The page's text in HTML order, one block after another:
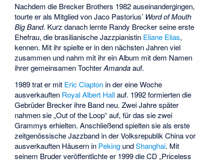
Nachdem die Brecker Brothers 1982 auseinandergingen,
tourte er als Mitglied von Jaco Pastorius’ Word of Mouth
Big Band. Kurz danach lernte Randy Brecker seine erste
Ehefrau, die brasilianische Jazzpianistin Eliane Elias,
kennen. Mit ihr spielte er in den nächsten Jahren viel
zusammen und nahm mit ihr ein Album mit dem Namen
ihrer gemeinsamen TochterAmandaauf.
1989 trat er mit Eric Clapton in der eine Woche
ausverkauften Royal Albert Hallauf. 1992 formierten die
Gebrüder Brecker ihre Band neu. Zwei Jahre später
nahmen sie „Out of the Loop“ auf, für das sie zwei
Grammys erhielten. Anschließend spielten sie als erste
zeitgenössische Jazzband in der Volksrepublik China vor
ausverkauften Häusern in Peking undShanghai. Mit
seinem Bruder veröffentlichte er 1999 die CD „Priceless